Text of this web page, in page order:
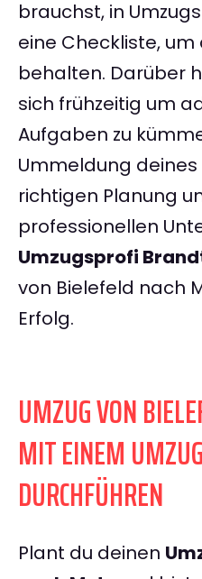
brauchst, in
eine Checkliste, um
behalten. Darüber
sich frühzeitig um
Aufgaben zu
Ummeldung deines
richtigen Planung
professionellen
Umzugsprofi
von Bielefeld nach
Erfolg.
UMZUG VON
MIT EINEM
DURCHFÜHREN
Plant du deinen